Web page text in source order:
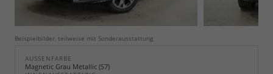
Beispielbilder, teilweise mit Sonderausstattung
AUSSENFARBE
Magnetic Grau Metallic (S7)